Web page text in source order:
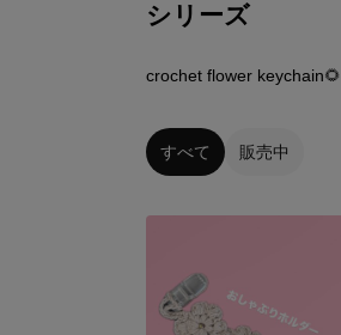
シリーズ
crochet flower keychain🌻
すべて 販売中